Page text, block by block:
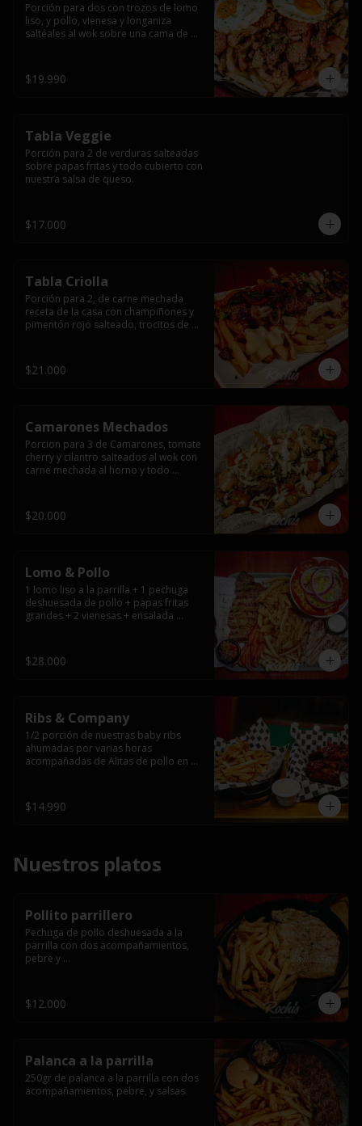
Porción para dos con trozos de lomo
liso, y pollo, vienesa y longaniza
saltéales al wok sobre una cama de
$19.990
Tabla Veggie
Porción para 2 de verduras salteadas
sobre papas fritas y todo cubierto con
nuestra salsa de queso.
$17.000
Tabla Criolla
Porción para 2, de carne mechada
receta de la casa con champiñones y
pimentón rojo salteado, trocitos de
papas fritas.
$21.000
Camarones Mechados
Porcion para 3 de Camarones, tomate
cherry y cilantro salteados al wok con
carne mechada al horno y todo
casera.
$20.000
Lomo & Pollo
1 lomo liso a la parrilla + 1 pechuga
deshuesada de pollo + papas fritas
grandes + 2 vienesas + ensalada
$28.000
Ribs & Company
1/2 porción de nuestras baby ribs
ahumadas por varias horas
acompañadas de Alitas de pollo en
$14.990
Nuestros platos
Pollito parrillero
Pechuga de pollo deshuesada a la
parrilla con dos acompañamientos,
pebre y
$12.000
Palanca a la parrilla
250gr de palanca a la parrilla con dos
acompañamientos, pebre, y salsas.